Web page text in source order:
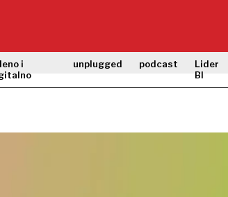
i
unplugged podcast
Lider
BI